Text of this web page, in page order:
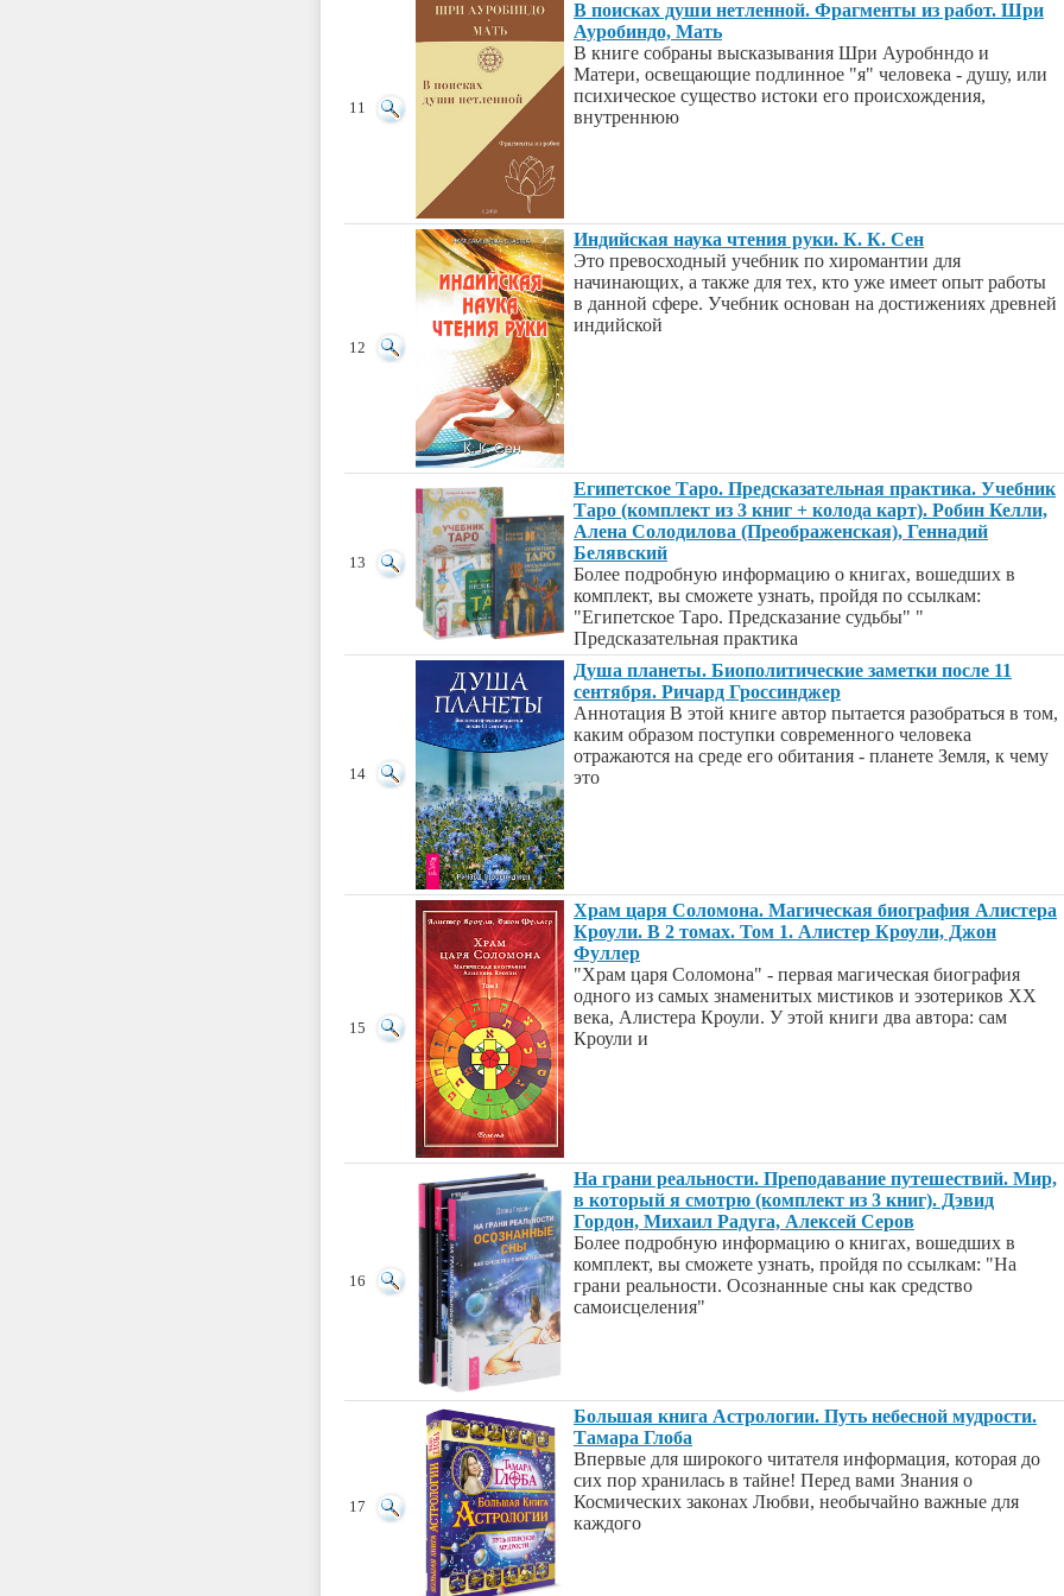
11
В поисках души нетленной. Фрагменты из работ. Шри
Ауробиндо, Мать
В книге собраны высказывания Шри Ауробнндо и
Матери, освещающие подлинное "я" человека - душу, или
психическое существо истоки его происхождения,
внутреннюю
12
Индийская наука чтения руки. К. К. Сен
Это превосходный учебник по хиромантии для
начинающих, а также для тех, кто уже имеет опыт работы
в данной сфере. Учебник основан на достижениях древней
индийской
13
Египетское Таро. Предсказательная практика. Учебник
Таро (комплект из 3 книг + колода карт). Робин Келли,
Алена Солодилова (Преображенская), Геннадий
Белявский
Более подробную информацию о книгах, вошедших в
комплект, вы сможете узнать, пройдя по ссылкам:
"Египетское Таро. Предсказание судьбы" "
Предсказательная практика
14
Душа планеты. Биополитические заметки после 11
сентября. Ричард Гроссинджер
Аннотация В этой книге автор пытается разобраться в том,
каким образом поступки современного человека
отражаются на среде его обитания - планете Земля, к чему
это
15
Храм царя Соломона. Магическая биография Алистера
Кроули. В 2 томах. Том 1. Алистер Кроули, Джон
Фуллер
"Храм царя Соломона" - первая магическая биография
одного из самых знаменитых мистиков и эзотериков XX
века, Алистера Кроули. У этой книги два автора: сам
Кроули и
16
На грани реальности. Преподавание путешествий. Мир,
в который я смотрю (комплект из 3 книг). Дэвид
Гордон, Михаил Радуга, Алексей Серов
Более подробную информацию о книгах, вошедших в
комплект, вы сможете узнать, пройдя по ссылкам: "На
грани реальности. Осознанные сны как средство
самоисцеления"
17
Большая книга Астрологии. Путь небесной мудрости.
Тамара Глоба
Впервые для широкого читателя информация, которая до
сих пор хранилась в тайне! Перед вами Знания о
Космических законах Любви, необычайно важные для
каждого